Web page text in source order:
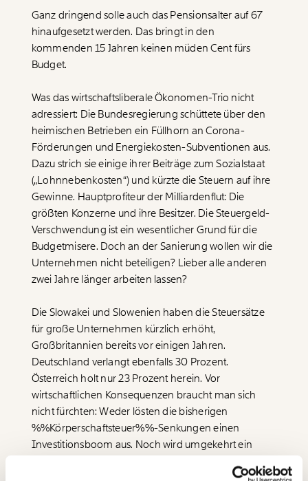
Veränderung
WerdeFördermitgliedund wir können gemeinsam
unsere Wirtschaft so gestalten, dass sie für alle
funktioniert. Unsere Recherchen sind für alle frei im
Netz. Unabhängig und werbefrei. Und das wird auch
so bleiben. Kämpf’ mit uns für den Fortschritt und
unterstütze uns mit Deinem Mitgliedsbeitrag.
Du überweist lieber direkt?
Hier unsere IBAN: AT34 4300 0498 0007 6017
Fragen und Antworten.
Immer auf dem
Ganz dringend solle auch das Pensionsalter auf 67
hinaufgesetzt werden. Das bringt in den
kommenden 15 Jahren keinen müden Cent fürs
Budget.
Was das wirtschaftsliberale Ökonomen-Trio nicht
adressiert: Die Bundesregierung schüttete über den
heimischen Betrieben ein Füllhorn an Corona-
Förderungen und Energiekosten-Subventionen aus.
Dazu strich sie einige ihrer Beiträge zum Sozialstaat
(„Lohnnebenkosten“) und kürzte die Steuern auf ihre
Gewinne. Hauptprofiteur der Milliardenflut: Die
größten Konzerne und ihre Besitzer. Die Steuergeld-
Verschwendung ist ein wesentlicher Grund für die
Budgetmisere. Doch an der Sanierung wollen wir die
Unternehmen nicht beteiligen? Lieber alle anderen
zwei Jahre länger arbeiten lassen?
Die Slowakei und Slowenien haben die Steuersätze
für große Unternehmen kürzlich erhöht,
Großbritannien bereits vor einigen Jahren.
Deutschland verlangt ebenfalls 30 Prozent.
Österreich holt nur 23 Prozent herein. Vor
wirtschaftlichen Konsequenzen braucht man sich
nicht fürchten: Weder lösten die bisherigen
%%Körperschaftsteuer%%-Senkungen einen
Investitionsboom aus. Noch wird umgekehrt ein